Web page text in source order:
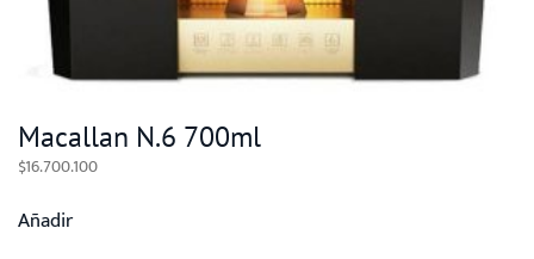
Macallan N.6 700ml
$16.700.100
Añadir